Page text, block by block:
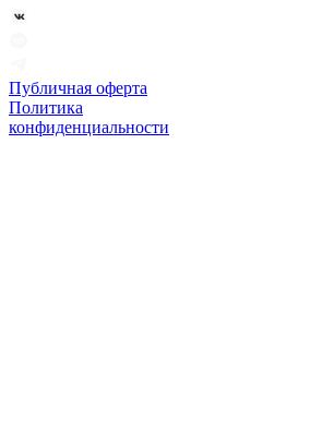
Публичная оферта
Политика
конфиденциальности